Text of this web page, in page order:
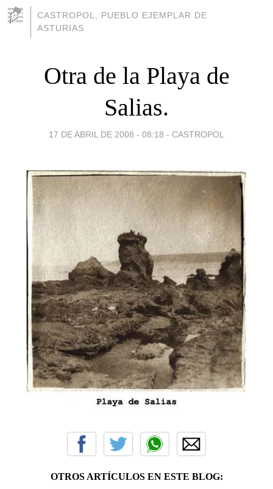
CASTROPOL, PUEBLO EJEMPLAR DE
ASTURIAS
Otra de la Playa de
Salias.
17 DE ABRIL DE 2008 - 08:18 - CASTROPOL
OTROS ARTÍCULOS EN ESTE BLOG: